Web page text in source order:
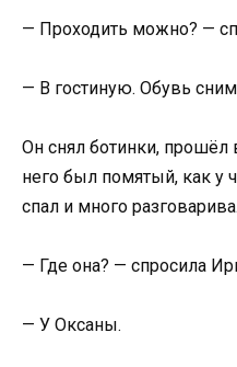
— Проходить можно? —
— В гостиную. Обувь
Он снял ботинки, прошёл
него был помятый, как у
спал и много
— Где она? — спросила
— У Оксаны.